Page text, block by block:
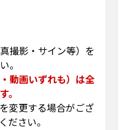
撮影・サイン等）を
。
動画いずれも）は全
。
変更する場合がござ
ださい。